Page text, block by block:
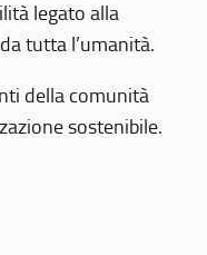
legato alla
tutta l’umanità.
della comunità
sostenibile.